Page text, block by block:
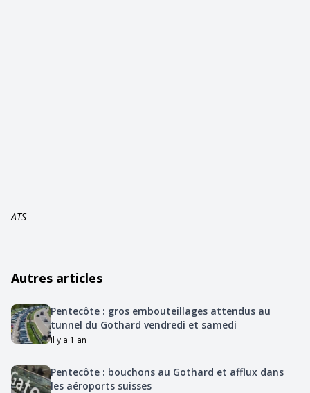
ATS
Autres articles
Pentecôte : gros embouteillages attendus au
tunnel du Gothard vendredi et samedi
il y a 1 an
Pentecôte : bouchons au Gothard et afflux dans
les aéroports suisses